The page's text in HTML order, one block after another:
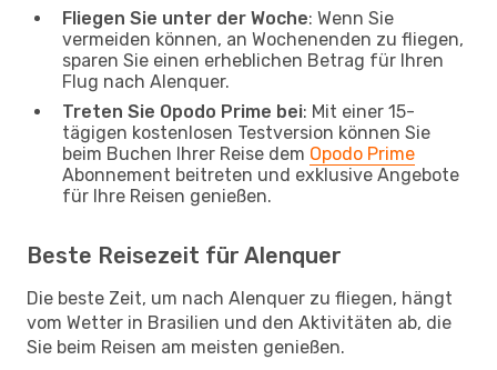
Fliegen Sie unter der Woche: Wenn Sie
vermeiden können, an Wochenenden zu fliegen,
sparen Sie einen erheblichen Betrag für Ihren
Flug nach Alenquer.
Treten Sie Opodo Prime bei: Mit einer 15-
tägigen kostenlosen Testversion können Sie
beim Buchen Ihrer Reise dem Opodo Prime
Abonnement beitreten und exklusive Angebote
für Ihre Reisen genießen.
Beste Reisezeit für Alenquer
Die beste Zeit, um nach Alenquer zu fliegen, hängt
vom Wetter in Brasilien und den Aktivitäten ab, die
Sie beim Reisen am meisten genießen.